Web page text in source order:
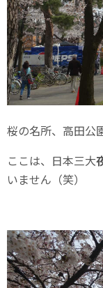
桜の名所、高田公
ここは、日本三大
いません（笑）